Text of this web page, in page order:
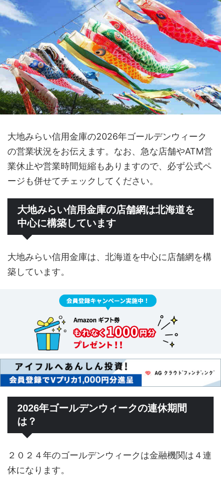
大地みらい信用金庫の2026年ゴールデンウィーク
の営業状況をお伝えます。なお、急な店舗やATM営
業休止や営業時間短縮もありますので、必ず公式ペ
ージも併せてチェックしてください。
大地みらい信用金庫の店舗網は北海道を
中心に構築しています
大地みらい信用金庫は、北海道を中心に店舗網を構
築しています。
2026年ゴールデンウィークの連休期間
は？
２０２４年のゴールデンウィークは金融機関は４連
休になります。